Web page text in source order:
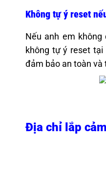
Không tự ý reset
Nếu anh em
không tự ý reset
đảm bảo an toàn và
Địa chỉ lắp